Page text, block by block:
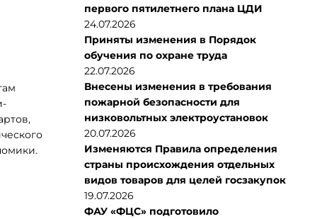
первого пятилетнего плана ЦДИ
24.07.2026
Приняты изменения в Порядок
обучения по охране труда
22.07.2026
Внесены изменения в требования
пожарной безопасности для
низковольтных электроустановок
20.07.2026
Изменяются Правила определения
страны происхождения отдельных
видов товаров для целей госзакупок
19.07.2026
ФАУ «ФЦС» подготовило